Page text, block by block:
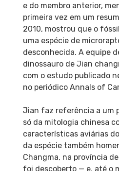
e do membro anterior,
primeira vez em um
2010, mostrou que o
uma espécie de
desconhecida. A equipe
dinossauro de Jian
com o estudo publicado
no periódico Annals of
Jian faz referência a um
só da mitologia chinesa
características aviárias
da espécie também
Changma, na província
foi descoberto — e, até o